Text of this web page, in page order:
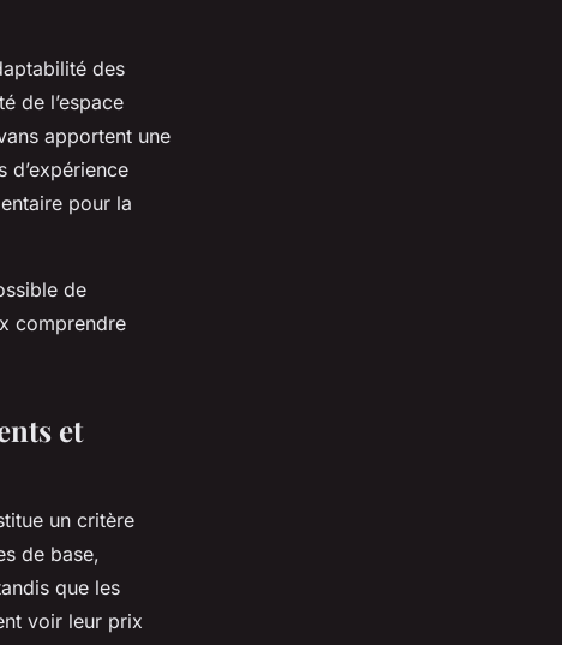
des
de l’espace
apportent une
d’expérience
pour la
de
comprendre
et
un critère
de base,
que les
voir leur prix